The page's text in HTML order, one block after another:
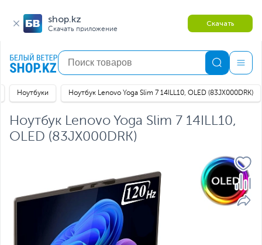
shop.kz
Скачать приложение
Скачать
Ноутбуки Ноутбук Lenovo Yoga Slim 7 14ILL10, OLED (83JX000DRK)
Ноутбук Lenovo Yoga Slim 7 14ILL10,
OLED (83JX000DRK)